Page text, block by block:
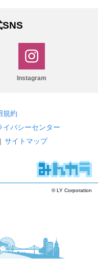
SNS
Instagram
規約
イバシーセンター
| サイトマップ
© LY Corporation